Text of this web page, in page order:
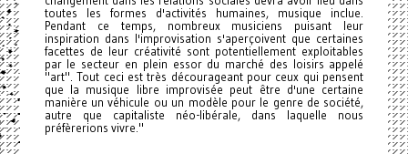
toutes les formes d'activités humaines, musique inclue.
Pendant ce temps, nombreux musiciens puisant leur
inspiration dans l'improvisation s'aperçoivent que certaines
facettes de leur créativité sont potentiellement exploitables
par le secteur en plein essor du marché des loisirs appelé
"art". Tout ceci est très décourageant pour ceux qui pensent
que la musique libre improvisée peut être d'une certaine
manière un véhicule ou un modèle pour le genre de société,
autre que capitaliste néo-libérale, dans laquelle nous
préfèrerions vivre."